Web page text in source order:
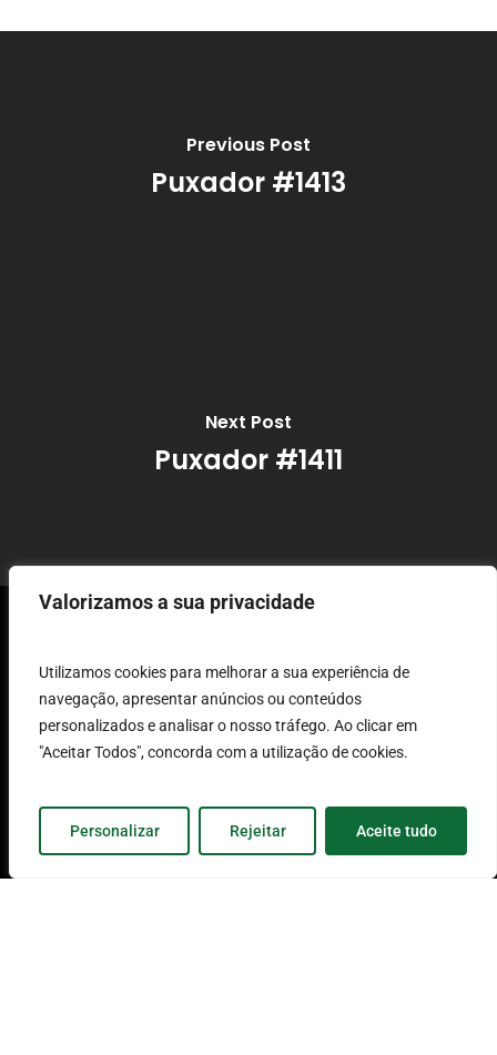
Valorizamos a sua privacidade
Utilizamos cookies para melhorar a sua experiência de
navegação, apresentar anúncios ou conteúdos
personalizados e analisar o nosso tráfego. Ao clicar em
"Aceitar Todos", concorda com a utilização de cookies.
Personalizar Rejeitar Aceite tudo
Previous Post
Puxador #1413
Next Post
Puxador #1411
Termos e Condições de
Utilização
Política de Proteção de
Dados
Livro de Reclamações